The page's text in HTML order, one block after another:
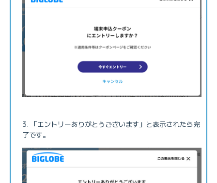
「エントリーありがとうございます」と表示されたら完
了です。